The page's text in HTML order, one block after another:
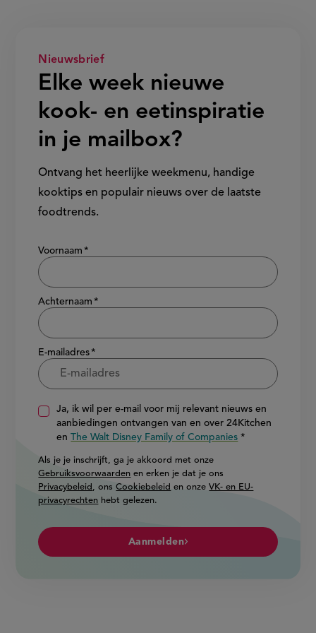
Nieuwsbrief
Elke week nieuwe
kook- en eetinspiratie
in je mailbox?
Ontvang het heerlijke weekmenu, handige
kooktips en populair nieuws over de laatste
foodtrends.
Show/hide
Voornaam
Achternaam
E-mailadres
Ja, ik wil per e-mail voor mij relevant nieuws en
aanbiedingen ontvangen van en over 24Kitchen
enThe Walt Disney Family of Companies
Als je je inschrijft, ga je akkoord met onze
Gebruiksvoorwaarden en erken je dat je ons
Privacybeleid , onsCookiebeleid en onzeVK- en EU-
privacyrechten hebt gelezen.
Aanmelden